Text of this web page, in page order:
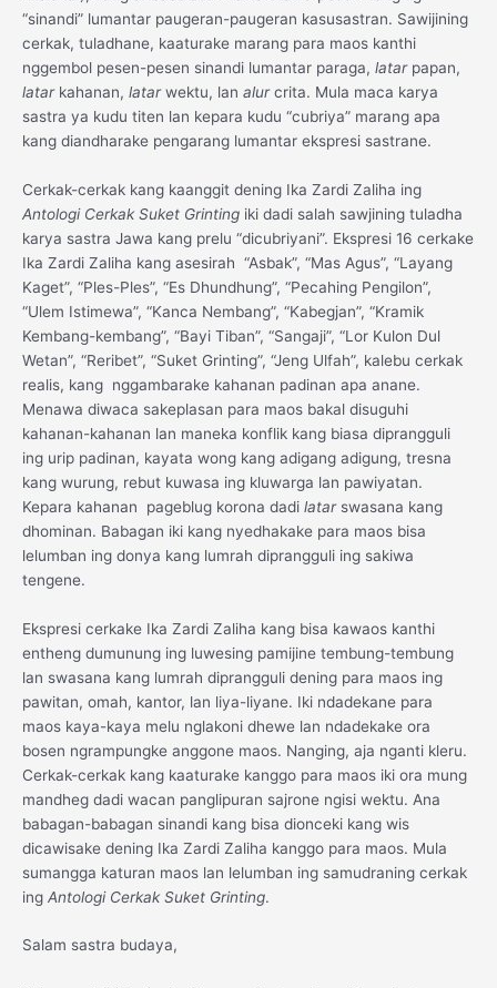
“sinandi” lumantar paugeran-paugeran kasusastran. Sawijining
cerkak, tuladhane, kaaturake marang para maos kanthi
nggembol pesen-pesen sinandi lumantar paraga, latarpapan,
latarkahanan, latarwektu, lan alurcrita. Mula maca karya
sastra ya kudu titen lan kepara kudu “cubriya” marang apa
kang diandharake pengarang lumantar ekspresi sastrane.
Cerkak-cerkak kang kaanggit dening Ika Zardi Zaliha ing
Antologi Cerkak Suket Grinting iki dadi salah sawjining tuladha
karya sastra Jawa kang prelu “dicubriyani”. Ekspresi 16 cerkake
Ika Zardi Zaliha kang asesirah “Asbak”, “Mas Agus”, “Layang
Kaget”, “Ples-Ples”, “Es Dhundhung”, “Pecahing Pengilon”,
“Ulem Istimewa”, “Kanca Nembang”, “Kabegjan”, “Kramik
Kembang-kembang”, “Bayi Tiban”, “Sangaji”, “Lor Kulon Dul
Wetan”, “Reribet”, “Suket Grinting”, “Jeng Ulfah”, kalebu cerkak
realis, kang nggambarake kahanan padinan apa anane.
Menawa diwaca sakeplasan para maos bakal disuguhi
kahanan-kahanan lan maneka konflik kang biasa diprangguli
ing urip padinan, kayata wong kang adigang adigung, tresna
kang wurung, rebut kuwasa ing kluwarga lan pawiyatan.
Kepara kahanan pageblug korona dadi latarswasana kang
dhominan. Babagan iki kang nyedhakake para maos bisa
lelumban ing donya kang lumrah diprangguli ing sakiwa
tengene.
Ekspresi cerkake Ika Zardi Zaliha kang bisa kawaos kanthi
entheng dumunung ing luwesing pamijine tembung-tembung
lan swasana kang lumrah diprangguli dening para maos ing
pawitan, omah, kantor, lan liya-liyane. Iki ndadekane para
maos kaya-kaya melu nglakoni dhewe lan ndadekake ora
bosen ngrampungke anggone maos. Nanging, aja nganti kleru.
Cerkak-cerkak kang kaaturake kanggo para maos iki ora mung
mandheg dadi wacan panglipuran sajrone ngisi wektu. Ana
babagan-babagan sinandi kang bisa dionceki kang wis
dicawisake dening Ika Zardi Zaliha kanggo para maos. Mula
sumangga katuran maos lan lelumban ing samudraning cerkak
ing Antologi Cerkak Suket Grinting.
Salam sastra budaya,